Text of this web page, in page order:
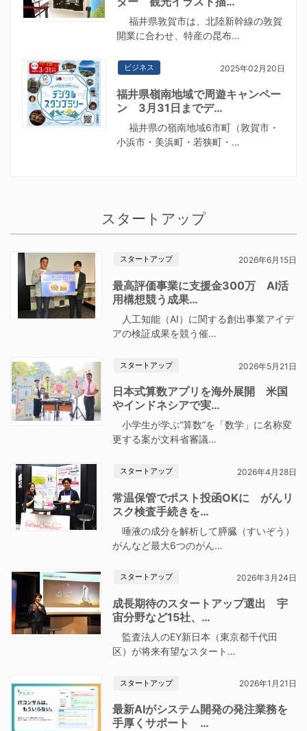
福井県敦賀市は、北陸新幹線の敦賀
開業に合わせ、特産の昆布…
ビジネス 2025年02月20日
福井県嶺南地域で周遊キャンペー
ン 3月31日までデ…
福井県の嶺南地域6市町（敦賀市・
小浜市・美浜町・若狭町・…
スタートアップ
スタートアップ 2026年6月15日
最高評価事業に支援金300万 AI活
用構想競う成果…
人工知能（AI）に関する創出事業アイデ
アの検証成果を競う催…
スタートアップ 2026年5月21日
日本式算数アプリを海外展開 米国
やインドネシアで実…
小学生が学ぶ“算数”を「数学」に名称変
更する案が文科省審議…
スタートアップ 2026年4月28日
常温保管でポスト投函OKに がんリ
スク検査手続きを…
唾液の成分を解析して膵臓（すいぞう）
がんなど最大6つのがん…
スタートアップ 2026年3月24日
成長期待のスタートアップ選出 宇
宙分野など15社、…
監査法人のEY新日本（東京都千代田
区）が将来有望なスタート…
スタートアップ 2026年1月21日
最新AIがシステム開発の発注業務を
手厚くサポート …